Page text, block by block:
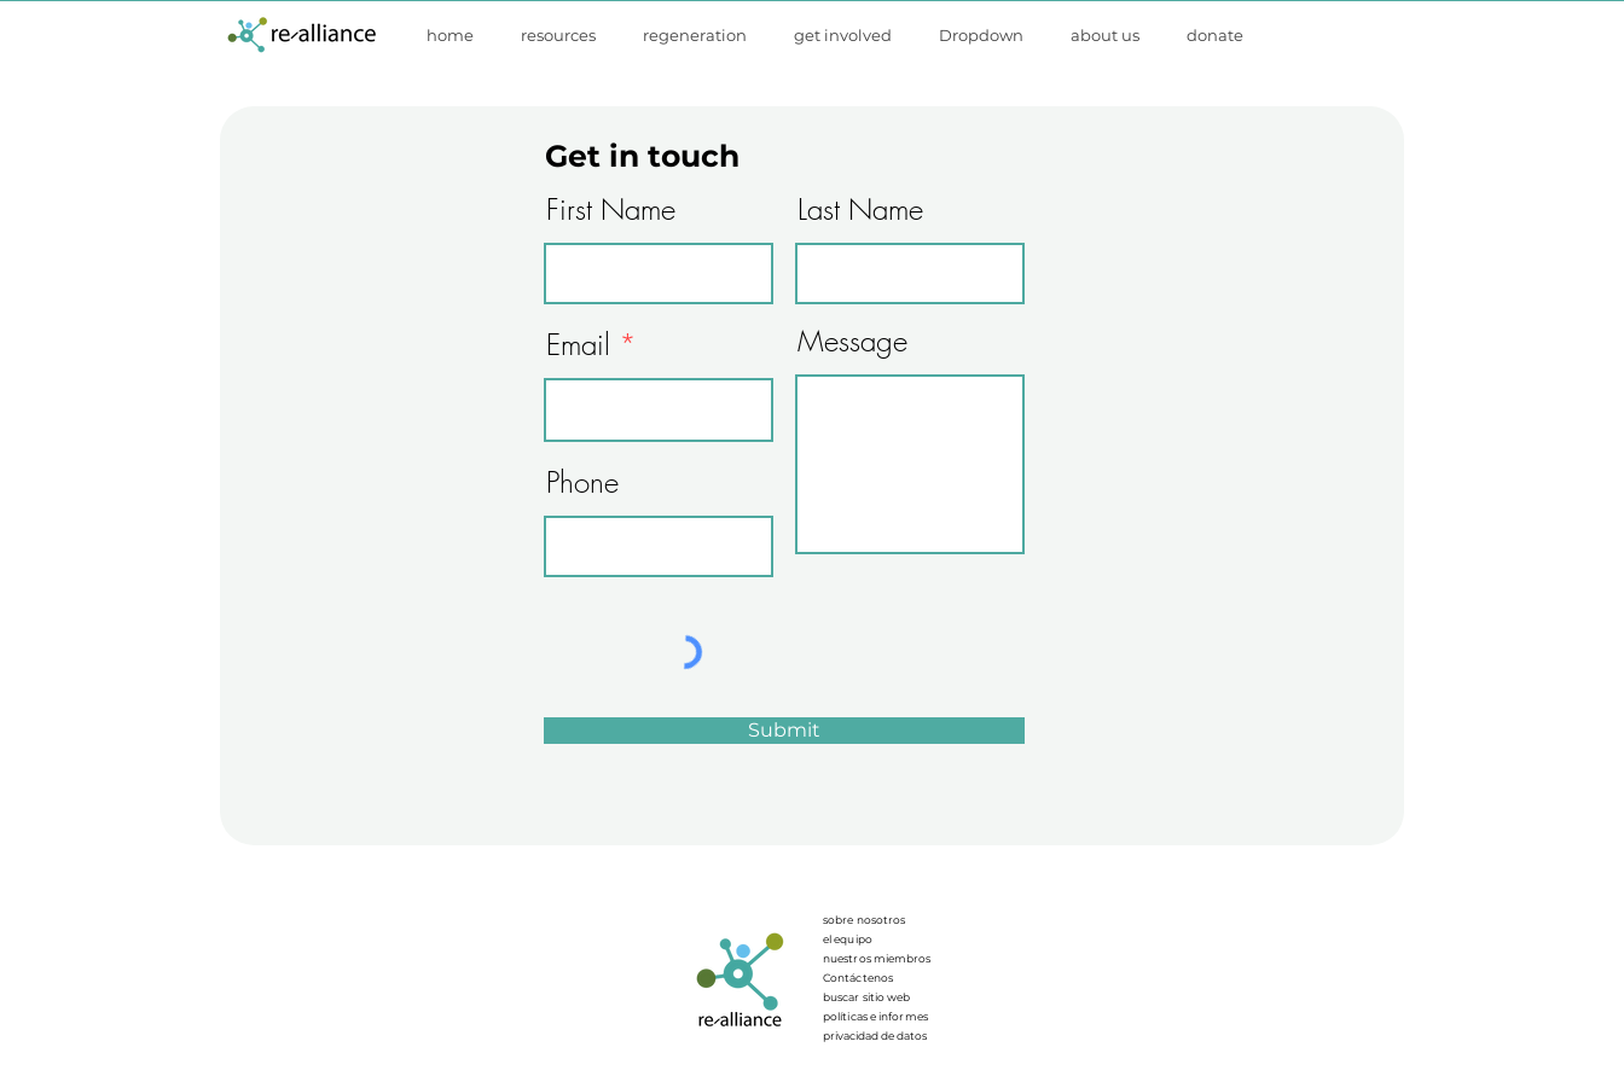
home resources regeneration get involved Dropdown about us donate
Get in touch
First Name Last Name
Email
Phone
Message
Submit
sobre nosotros
el equipo
nuestros miembros
Contáctenos
buscar sitio web
políticas e informes
privacidad de datos